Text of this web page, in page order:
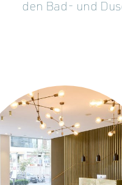
den Bad- und